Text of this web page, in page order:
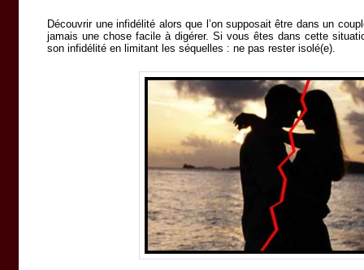
Découvrir une infidélité alors que l’on supposait être dans un
jamais une chose facile à digérer. Si vous êtes dans cette
son infidélité en limitant les séquelles : ne pas rester isolé(e).